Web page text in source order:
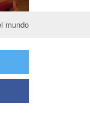
mundo